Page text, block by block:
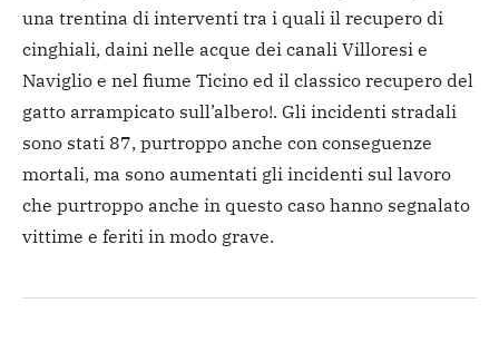
una trentina di interventi tra i quali il recupero di
cinghiali, daini nelle acque dei canali Villoresi e
Naviglio e nel fiume Ticino ed il classico recupero del
gatto arrampicato sull’albero!. Gli incidenti stradali
sono stati 87, purtroppo anche con conseguenze
mortali, ma sono aumentati gli incidenti sul lavoro
che purtroppo anche in questo caso hanno segnalato
vittime e feriti in modo grave.